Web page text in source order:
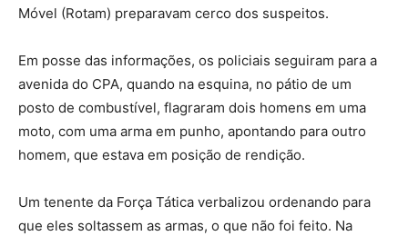
Móvel (Rotam) preparavam cerco dos suspeitos.
Em posse das informações, os policiais seguiram para a
avenida do CPA, quando na esquina, no pátio de um
posto de combustível, flagraram dois homens em uma
moto, com uma arma em punho, apontando para outro
homem, que estava em posição de rendição.
Um tenente da Força Tática verbalizou ordenando para
que eles soltassem as armas, o que não foi feito. Na